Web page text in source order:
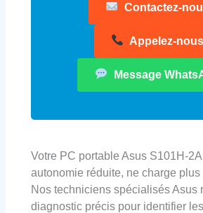
Contactez-
Appelez-nous
Message
Votre PC portable Asus S101H-
autonomie réduite, ne charge
Nos techniciens spécialisés Asus
diagnostic précis pour identifier